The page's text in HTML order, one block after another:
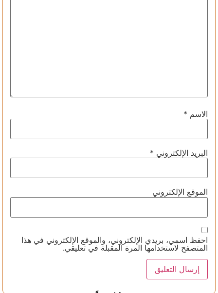
الاسم *
البريد الإلكتروني *
الموقع الإلكتروني
احفظ اسمي، بريدي الإلكتروني، والموقع الإلكتروني في هذا
المتصفح لاستخدامها المرة المقبلة في تعليقي.